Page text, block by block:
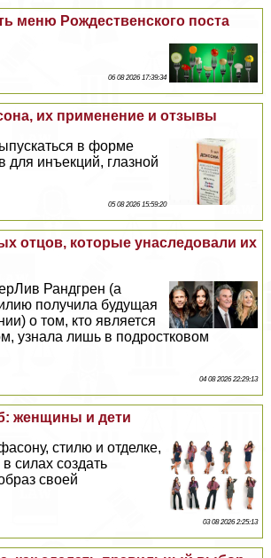
меню Рождественского поста
06 08 2026 17:39:34
их применение и отзывы
в форме
для инъекций, глазной
05 08 2026 15:59:20
отцов, которые унаследовали их
Рандгрен (а
получила будущая
о том, кто является
узнала лишь в подростковом
04 08 2026 22:29:13
женщины и дети
стилю и отделке,
силах создать
своей
03 08 2026 2:25:13